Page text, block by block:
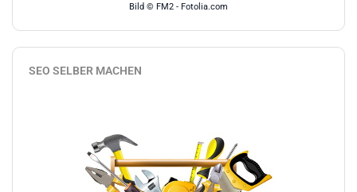
Bild © FM2 - Fotolia.com
SEO SELBER MACHEN